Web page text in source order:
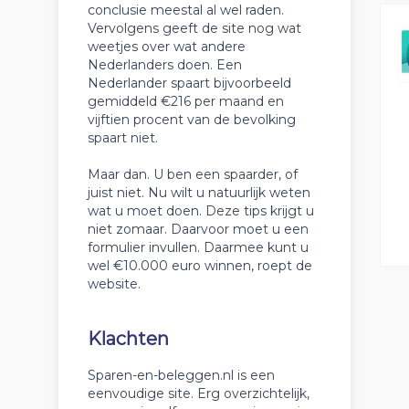
conclusie meestal al wel raden.
Vervolgens geeft de site nog wat
weetjes over wat andere
Nederlanders doen. Een
Nederlander spaart bijvoorbeeld
gemiddeld €216 per maand en
vijftien procent van de bevolking
spaart niet.
Maar dan. U ben een spaarder, of
juist niet. Nu wilt u natuurlijk weten
wat u moet doen. Deze tips krijgt u
niet zomaar. Daarvoor moet u een
formulier invullen. Daarmee kunt u
wel €10.000 euro winnen, roept de
website.
Klachten
Sparen-en-beleggen.nl is een
eenvoudige site. Erg overzichtelijk,